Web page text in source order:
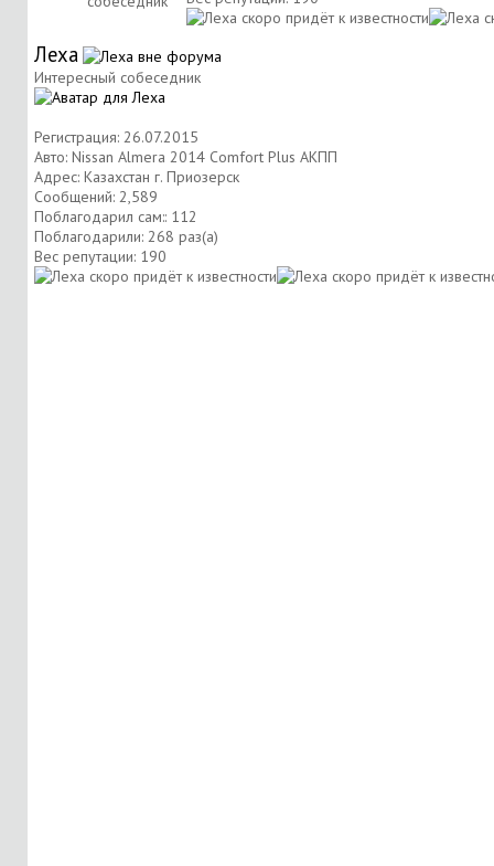
Леха
Интересный собеседник
Регистрация: 26.07.2015
Авто: Nissan Almera 2014 Comfort Plus АКПП
Адрес: Казахстан г. Приозерск
Сообщений: 2,589
Поблагодарил сам:: 112
Поблагодарили: 268 раз(а)
Вес репутации: 190